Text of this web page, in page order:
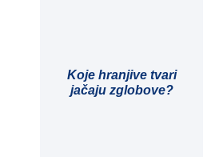
Koje hranjive tvari
jačaju zglobove?